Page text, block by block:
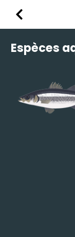
Retour
Espèces